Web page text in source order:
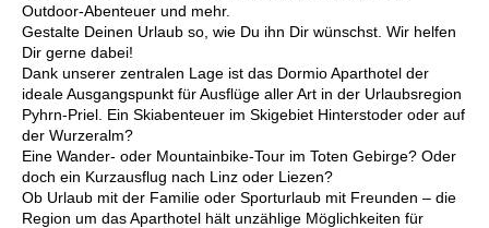
Outdoor-Abenteuer und mehr.
Gestalte Deinen Urlaub so, wie Du ihn Dir wünschst. Wir helfen
Dir gerne dabei!
Dank unserer zentralen Lage ist das Dormio Aparthotel der
ideale Ausgangspunkt für Ausflüge aller Art in der Urlaubsregion
Pyhrn-Priel. Ein Skiabenteuer im Skigebiet Hinterstoder oder auf
der Wurzeralm?
Eine Wander- oder Mountainbike-Tour im Toten Gebirge? Oder
doch ein Kurzausflug nach Linz oder Liezen?
Ob Urlaub mit der Familie oder Sporturlaub mit Freunden – die
Region um das Aparthotel hält unzählige Möglichkeiten für